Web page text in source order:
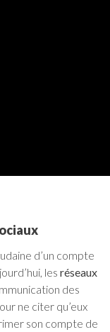
d’un compte
les réseaux
des
ne citer qu’eux
son compte de